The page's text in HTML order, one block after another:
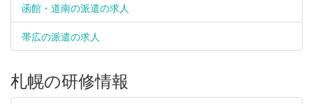
函館・道南の派遣の求人
帯広の派遣の求人
札幌の研修情報